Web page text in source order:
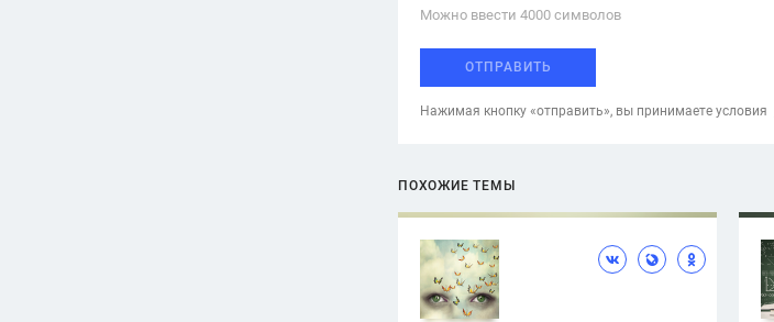
Можно ввести 4000 cимволов
ОТПРАВИТЬ
Нажимая кнопку «отправить», вы принимаете условия
ПОХОЖИЕ ТЕМЫ